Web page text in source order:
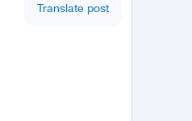
Translate post